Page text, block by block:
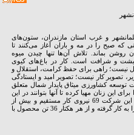
و غرب استان مازندران، ستون‌های
که صبح را در مه‌ و باران آغاز می‌کنند تا
روشن بماند. تلاش آن‌ها تنها چیدن میوه
و شرافت است. کار در باغ‌های کیوی
نیست؛ راهی برای حفظ کرامت، استقلال و
تصویر کار نیست؛ تصویر امید و ایستادگی
کشاورزی میثاق پایدار شمال متعلق
این زنان مهیا کرده تا آنها بتوانند در این
باغ ها کار کنند. به نحوی که این شرکت 69 نیروی کار مستقیم و بیش از
500 نیروی کار غیر مستقیم را به کار گرفته و از هر هکتار 36 تن محصول با